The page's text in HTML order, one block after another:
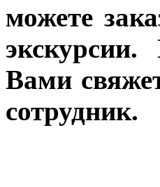
можете
Вами
сотрудник.